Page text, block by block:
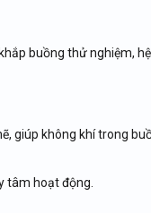
buồng thử nghiệm,
giúp không khí trong
tâm hoạt động.